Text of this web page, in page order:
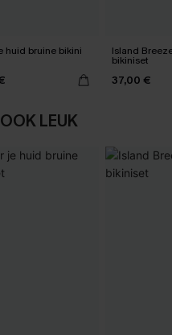
huid bruine bikini Island
bikiniset
37,00 €
LEUK